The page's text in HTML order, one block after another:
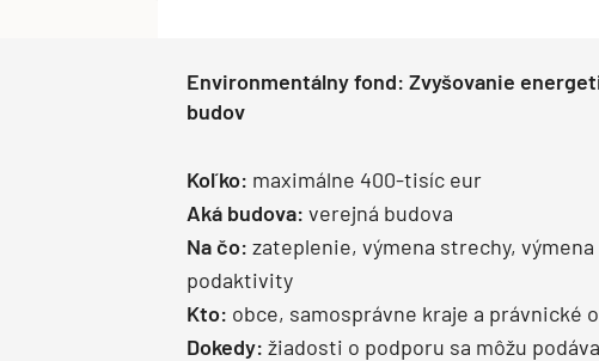
Environmentálny fond: Zvyšovanie
budov
Koľko: maximálne 400-tisíc eur
Aká budova: verejná budova
Na čo: zateplenie, výmena strechy,
podaktivity
Kto: obce, samosprávne kraje a právnické
Dokedy: žiadosti o podporu sa môžu